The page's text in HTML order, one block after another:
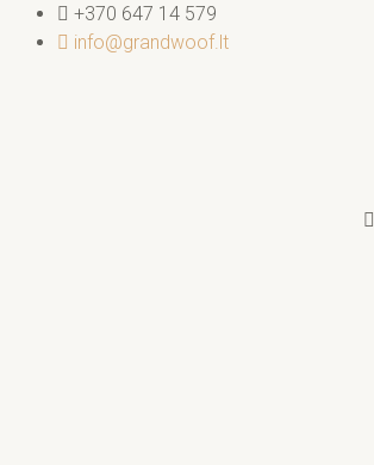
Pereiti
+370 647 14 579
info@grandwoof.lt